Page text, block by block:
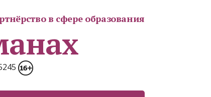
в сфере образования